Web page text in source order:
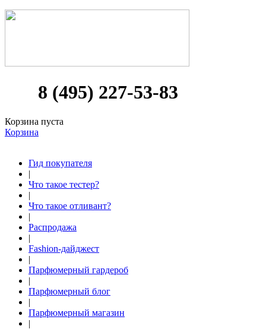
8 (495) 227-53-83
Корзина пуста
Корзина
Гид покупателя
|
Что такое тестер?
|
Что такое отливант?
|
Распродажа
|
Fashion-дайджест
|
Парфюмерный гардероб
|
Парфюмерный блог
|
Парфюмерный магазин
|